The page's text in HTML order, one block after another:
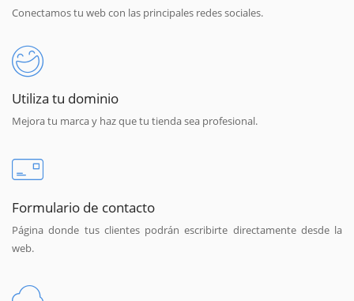
Conectamos tu web con las principales redes sociales.
Utiliza tu dominio
Mejora tu marca y haz que tu tienda sea profesional.
Formulario de contacto
Página donde tus clientes podrán escribirte directamente desde la
web.